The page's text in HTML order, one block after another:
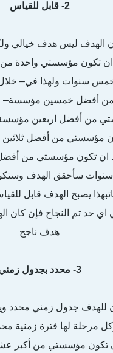
2- قابل للقياس
الهدف ليس هدف خيالي
ان تكون مؤسستي واحدة
سنوات ولهذا في– خلال
أفضل خمسين مؤسسة–
من أفضل اربعين
مؤسستي من أفضل
ان تكون مؤسستي من
سأحقق الهدف
يصبح الهدف قابل
اي حد تم النجاح فإن كان
هدف ناجح
3- محدد بجدول زمني
للهدف جدول زمني محدد
مرحلة لها فترة زمنية
تكون مؤسستي من أكبر